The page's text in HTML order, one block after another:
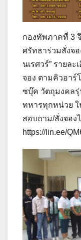
กองทัพภาคที่ 3
ศรัทธาร่วมสั่งจ
นเรศวร์” รายล
จอง ตามคิวอาร์
ซบุ๊ค วัตถุมงคลรุ่
ทหารทุกหน่วย ใ
สอบถาม/สั่งจอง
https://lin.ee/